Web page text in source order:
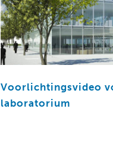
Voorlichtingsvideo
laboratorium